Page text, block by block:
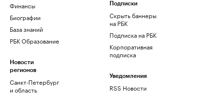
Финансы
Биографии
База знаний
РБК Образование
Новости
регионов
Санкт-Петербург
и область
Подписки
Скрыть баннеры
на РБК
Подписка на РБК
Корпоративная
подписка
Уведомления
RSS Новости